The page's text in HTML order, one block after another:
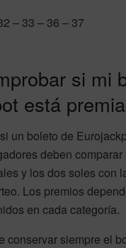
– 33 – 36 – 37
si mi
está
un boleto de
deben
y los dos soles con
Los premios
en cada categoría.
conservar siempre el